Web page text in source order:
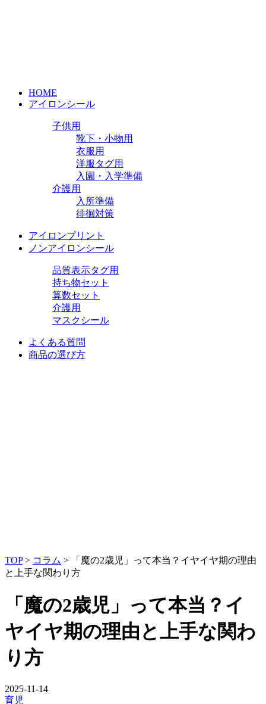
HOME
アイロンシール
子供用
靴下・小物用
衣服用
洋服タグ用
入園・入学準備
介護用
入所準備
徘徊対策
アイロンプリント
ノンアイロンシール
品質表示タグ用
持ち物セット
算数セット
介護用
マスクシール
よくある質問
商品の選び方
TOP > コラム >
「魔の2歳児」って本当？イヤイヤ期の理由
と上手な関わり方
「魔の2歳児」って本当？イ
ヤイヤ期の理由と上手な関わ
り方
2025-11-14
育児